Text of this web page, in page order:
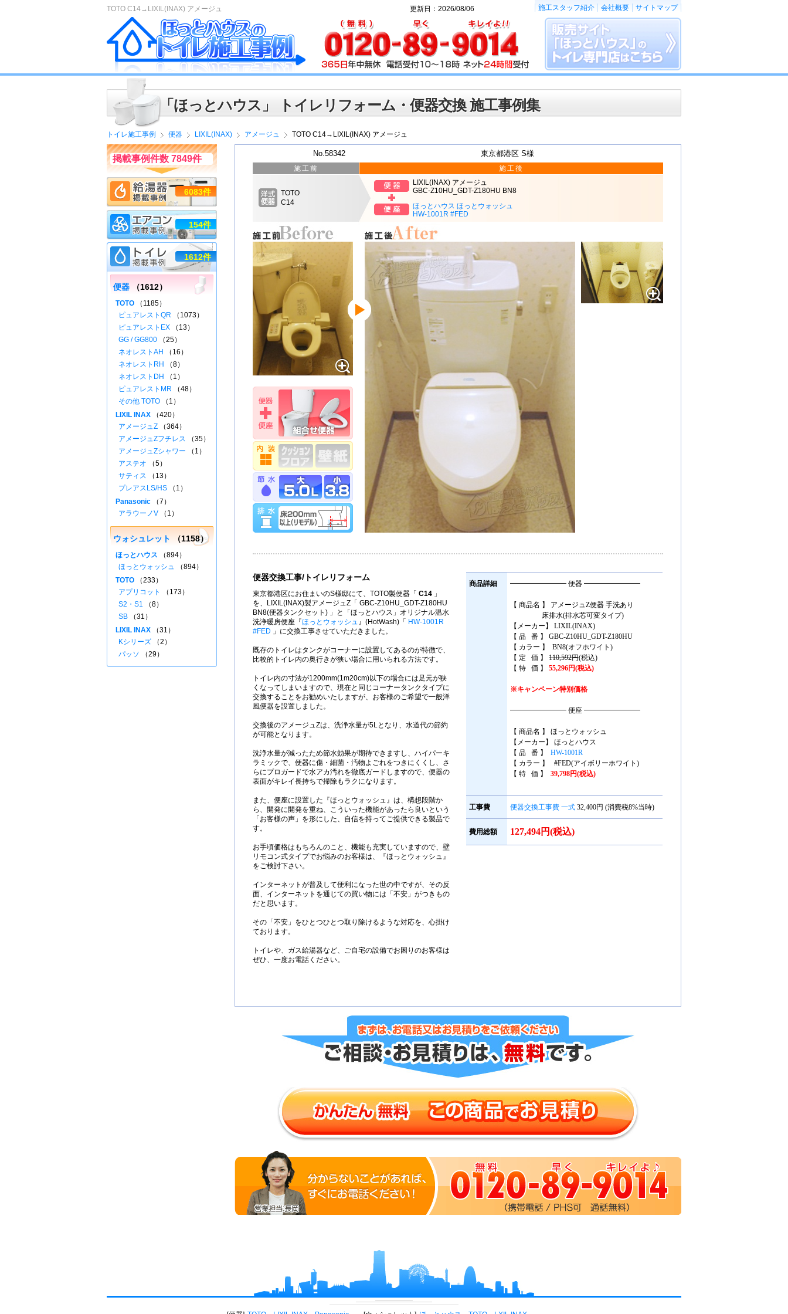
TOTO C14→LIXIL(INAX) アメージュ
「ほっとハウス」 トイレリフォーム・便器交換 施工事例集
トイレ施工事例 便器 LIXIL(INAX) アメージュ TOTO C14→LIXIL(INAX) アメージュ
No.58342 東京都港区 S様
施工前
TOTO
C14
施工後
LIXIL(INAX) アメージュ
GBC-Z10HU_GDT-Z180HU BN8
ほっとハウス ほっとウォッシュ
HW-1001R #FED
便器交換工事/トイレリフォーム
東京都港区にお住まいのS様邸にて、TOTO製便器「 C14 」
を、LIXIL(INAX)製アメージュZ「 GBC-Z10HU_GDT-Z180HU
BN8(便器タンクセット) 」と「ほっとハウス」オリジナル温水
洗浄暖房便座『ほっとウォッシュ』(HotWash)「
HW-1001R
#FED 」に交換工事させていただきました。
既存のトイレはタンクがコーナーに設置してあるのが特徴で、
比較的トイレ内の奥行きが狭い場合に用いられる方法です。
トイレ内の寸法が1200mm(1m20cm)以下の場合には足元が狭
くなってしまいますので、現在と同じコーナータンクタイプに
交換することをお勧めいたしますが、お客様のご希望で一般洋
風便器を設置しました。
交換後のアメージュZは、洗浄水量が5Lとなり、水道代の節約
が可能となります。
洗浄水量が減ったため節水効果が期待できますし、ハイパーキ
ラミックで、便器に傷・細菌・汚物よごれをつきにくくし、さ
らにプロガードで水アカ汚れを徹底ガードしますので、便器の
表面がキレイ長持ちで掃除もラクになります。
また、便座に設置した『ほっとウォッシュ』は、構想段階か
ら、開発に開発を重ね、こういった機能があったら良いという
「お客様の声」を形にした、自信を持ってご提供できる製品で
す。
お手頃価格はもちろんのこと、機能も充実していますので、壁
リモコン式タイプでお悩みのお客様は、『ほっとウォッシュ』
をご検討下さい。
インターネットが普及して便利になった世の中ですが、その反
面、インターネットを通じての買い物には「不安」がつきもの
だと思います。
その「不安」をひとつひとつ取り除けるような対応を、心掛け
ております。
トイレや、ガス給湯器など、ご自宅の設備でお困りのお客様は
ぜひ、一度お電話ください。
商品詳細 ━━━━━━━━ 便器 ━━━━━━━━
【 商品名 】 アメージュZ便器 手洗あり
床排水(排水芯可変タイプ)
【メーカー】 LIXIL(INAX)
【 品 番 】 GBC-Z10HU_GDT-Z180HU
【 カラー 】 BN8(オフホワイト)
【 定 価 】 110,592円(税込)
【 特 価 】 55,296円(税込)
※キャンペーン特別価格
━━━━━━━━ 便座 ━━━━━━━━
【 商品名 】 ほっとウォッシュ
【メーカー】 ほっとハウス
【 品 番 】 HW-1001R
【 カラー 】 #FED(アイボリーホワイト)
【 特 価 】 39,798円(税込)
工事費 便器交換工事費 一式 32,400円 (消費税8%当時)
費用総額 127,494円(税込)
掲載事例件数 7849件
6083件
154件
1612件
便器 （1612）
TOTO （1185）
ピュアレストQR （1073）
ピュアレストEX （13）
GG / GG800 （25）
ネオレストAH
（16）
ネオレストRH
（8）
ネオレストDH
（1）
ピュアレストMR （48）
その他 TOTO （1）
LIXIL INAX （420）
アメージュZ （364）
アメージュZフチレス （35）
アメージュZシャワー （1）
アステオ （5）
サティス （13）
プレアスLS/HS （1）
Panasonic （7）
アラウーノV （1）
ウォシュレット （1158）
ほっとハウス （894）
ほっとウォッシュ （894）
TOTO （233）
アプリコット
（173）
S2・S1 （8）
SB （31）
LIXIL INAX （31）
Kシリーズ （2）
パッソ （29）
更新日：2026/08/06 施工スタッフ紹介 会社概要 サイトマップ